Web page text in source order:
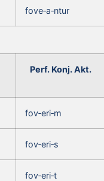
fove‑a‑ntur
Perf. Konj. Akt.
fov‑eri‑m
fov‑eri‑s
fov‑eri‑t